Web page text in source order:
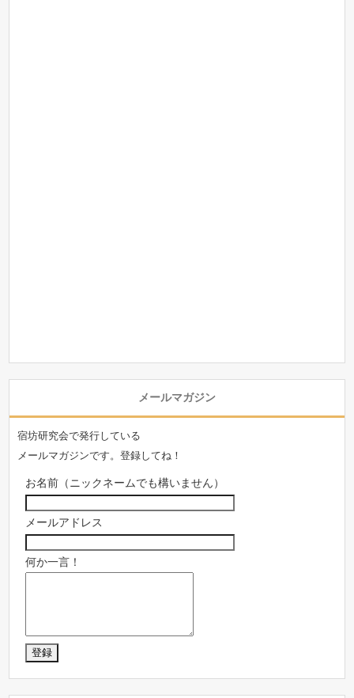
メールマガジン
宿坊研究会で発行している
メールマガジンです。登録してね！
お名前（ニックネームでも構いません）
メールアドレス
何か一言！